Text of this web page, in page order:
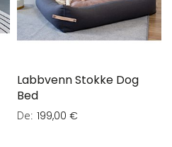
Labbvenn Stokke Dog
Bed
De 199,00 €